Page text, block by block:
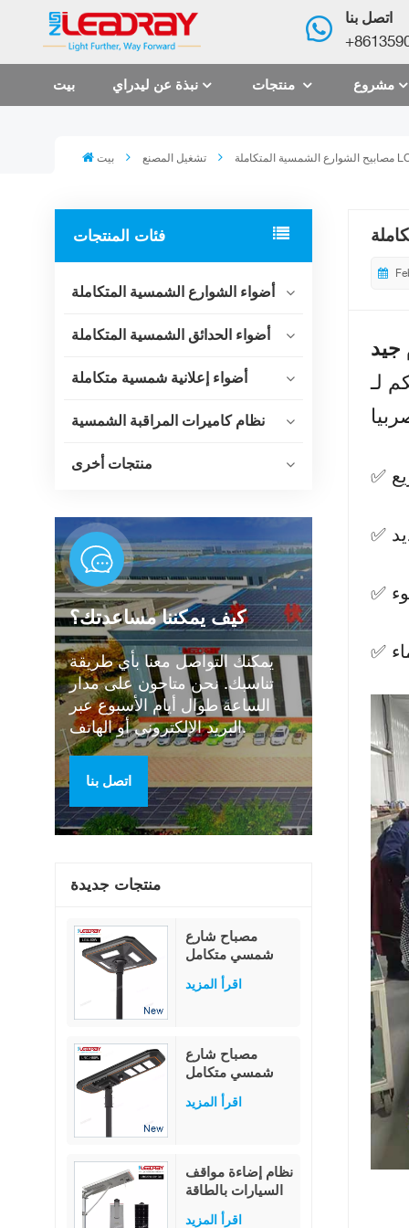
اتصل بنا
بيت نبذة عن ليدراي مشروع
بيت تشغيل المصنع
فئات المنتجات
أضواء الشوارع الشمسية المتكاملة
أضواء الحدائق الشمسية المتكاملة
أضواء إعلانية شمسية متكاملة
نظام كاميرات المراقبة الشمسية
منتجات أخرى
كيف يمكننا مساعدتك؟
يمكنك التواصل معنا بأي طريقة
تناسبك. نحن متاحون على مدار
الساعة طوال أيام الأسبوع عبر
البريد الإلكتروني أو الهاتف.
اتصل بنا
منتجات جديدة
مصباح شارع
شمسي متكامل
ذكي مزود بتقنية
استشعار الضوء
اقرأ المزيد
مصباح شارع
شمسي متكامل
مزود بمستشعر
لومن/واط، وبطارية
ليثيوم فوسفات
الحديد العسكرية
بتقنية MPPT.
اقرأ المزيد
نظام إضاءة مواقف
السيارات بالطاقة
الشمسية الكل في
اقرأ المزيد